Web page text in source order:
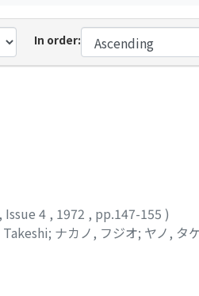
In order:
, Issue 4 , 1972 , pp.147-155 )
; ナカノ, フジオ; ヤノ, タ